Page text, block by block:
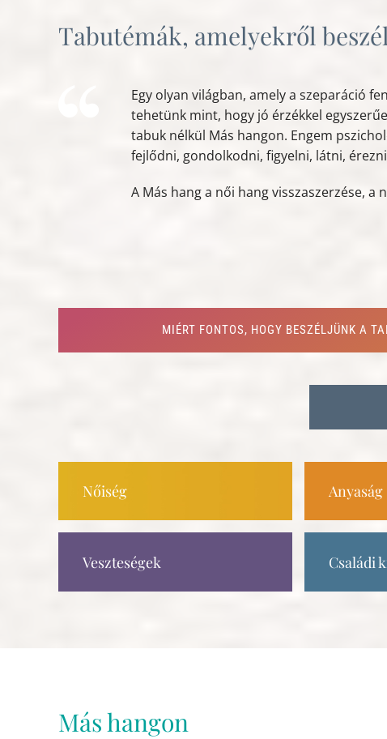
Tabutémák, amelyekről
Egy olyan világban, amely a szeparáció
tehetünk mint, hogy jó érzékkel
tabuk nélkül Más hangon. Engem
fejlődni, gondolkodni, figyelni, látni,
A Más hang a női hang visszaszerzése,
MIÉRT FONTOS, HOGY BESZÉLJÜNK A
Nőiség Anyaság
Veszteségek Családi
Más hangon